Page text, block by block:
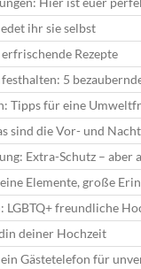
ihr sie selbst
Rezepte
5
Tipps für eine
sind die Vor- und
Extra-Schutz – aber
Elemente, große
LGBTQ+ freundliche
deiner Hochzeit
Gästetelefon für